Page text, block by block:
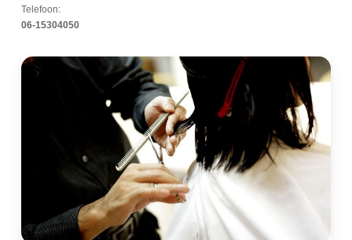
Telefoon:
06-15304050